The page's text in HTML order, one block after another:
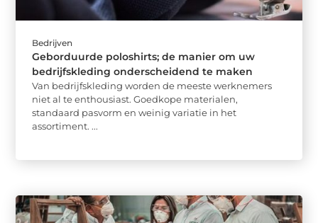
Bedrijven
Geborduurde poloshirts; de manier om uw
bedrijfskleding onderscheidend te maken
Van bedrijfskleding worden de meeste werknemers
niet al te enthousiast. Goedkope materialen,
standaard pasvorm en weinig variatie in het
assortiment. ...